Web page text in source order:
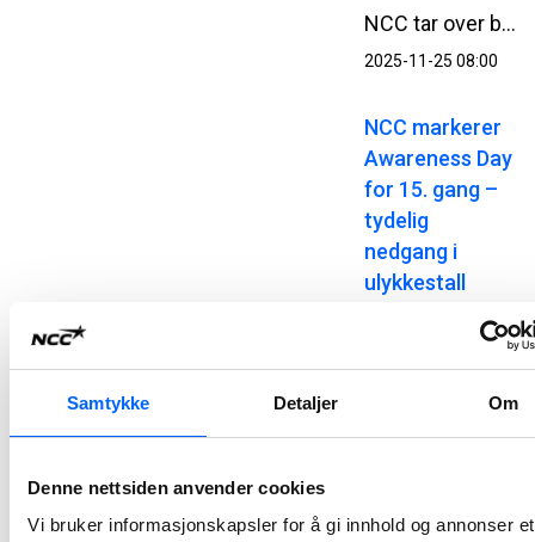
Samtykke Detaljer Om
Denne nettsiden anvender cookies
Vi bruker informasjonskapsler for å gi innhold og annonser et
NCC tar over bitumenanlegget på Greåker i Sarpsborg. Med kjøpet styrker NCC kapasiteten for bitumenleveranser til asfaltvirksomheten på Østlandet.
2025-11-25 08:00
NCC markerer
Awareness Day
for 15. gang –
tydelig
nedgang i
ulykkestall
Onsdag 3. september kl. 09.00 stanser NCC arbeidet på alle sine arbeidsplasser i Norge, Sverige, Danmark og Finland for å markere Awareness Day – en felles sikkerhetsdag som har vært en viktig del av NCC sitt HMS-arbeid i 15 år. Årets tema setter søkelys på risikofylt atferd og hvordan dette kan forebygges.
Østerdalen